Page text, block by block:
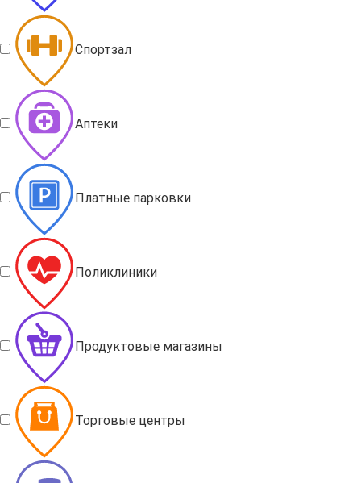
Спортзал
Аптеки
Платные парковки
Поликлиники
Продуктовые магазины
Торговые центры